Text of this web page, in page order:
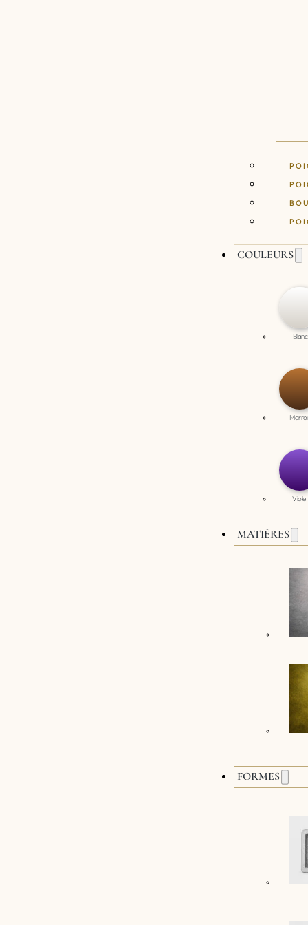
COULEURS
Blanc
Violet
MATIÈRES
FORMES